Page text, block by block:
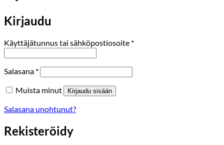
Kirjaudu
Käyttäjätunnus tai sähköpostiosoite *Vaaditaan
Salasana *Vaaditaan
Muista minut Kirjaudu sisään
Salasana unohtunut?
Rekisteröidy